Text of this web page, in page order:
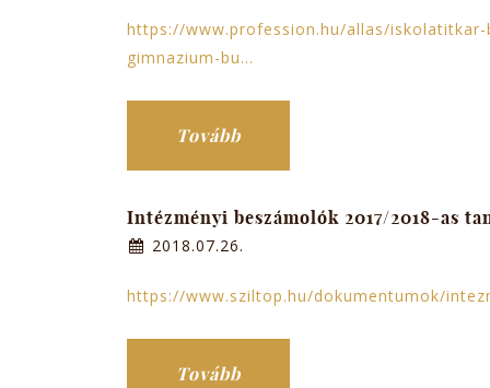
https://www.profession.hu/allas/
gimnazium-bu...
Tovább
Intézményi beszámolók 2017/2018-as
2018.07.26.
https://www.sziltop.hu/dokumentumok/
Tovább